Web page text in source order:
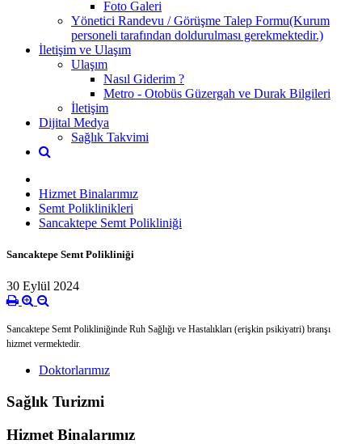
Foto Galeri
Yönetici Randevu / Görüşme Talep Formu(Kurum
personeli tarafından doldurulması gerekmektedir.)
İletişim ve Ulaşım
Ulaşım
Nasıl Giderim ?
Metro - Otobüs Güzergah ve Durak Bilgileri
İletişim
Dijital Medya
Sağlık Takvimi
Hizmet Binalarımız
Semt Poliklinikleri
Sancaktepe Semt Polikliniği
Sancaktepe Semt Polikliniği
30 Eylül 2024
Sancaktepe Semt Polikliniğinde Ruh Sağlığı ve Hastalıkları (erişkin psikiyatri) branşı
hizmet vermektedir.
Doktorlarımız
Sağlık Turizmi
Hizmet Binalarımız